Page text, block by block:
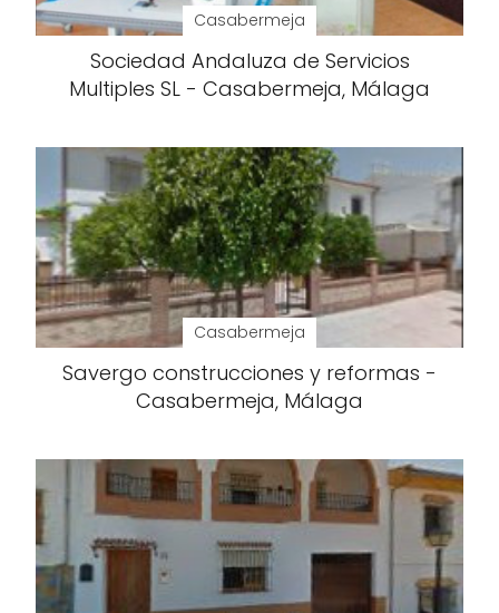
Casabermeja
Sociedad Andaluza de Servicios
Multiples SL - Casabermeja, Málaga
Casabermeja
Savergo construcciones y reformas -
Casabermeja, Málaga